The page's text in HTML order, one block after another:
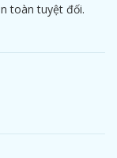
toàn tuyệt đối.